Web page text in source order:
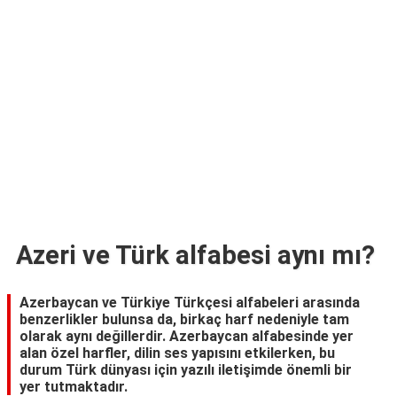
Azeri ve Türk alfabesi aynı mı?
Azerbaycan ve Türkiye Türkçesi alfabeleri arasında
benzerlikler bulunsa da, birkaç harf nedeniyle tam
olarak aynı değillerdir. Azerbaycan alfabesinde yer
alan özel harfler, dilin ses yapısını etkilerken, bu
durum Türk dünyası için yazılı iletişimde önemli bir
yer tutmaktadır.